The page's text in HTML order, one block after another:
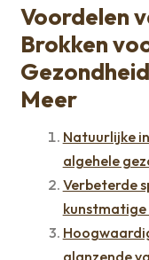
Voordelen
Brokken
Meer
Natuurlijke
algehele
Verbeterde
glanzende